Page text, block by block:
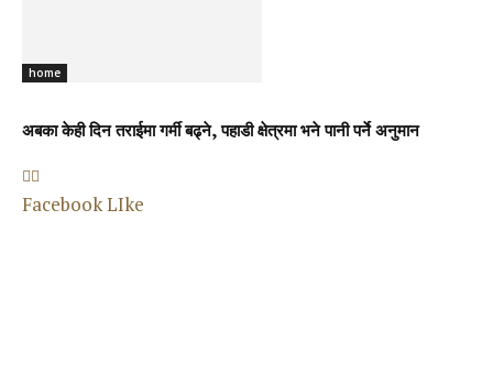
home
अबका केही दिन तराईमा गर्मी बढ्ने, पहाडी क्षेत्रमा भने पानी पर्ने अनुमान
Facebook LIke